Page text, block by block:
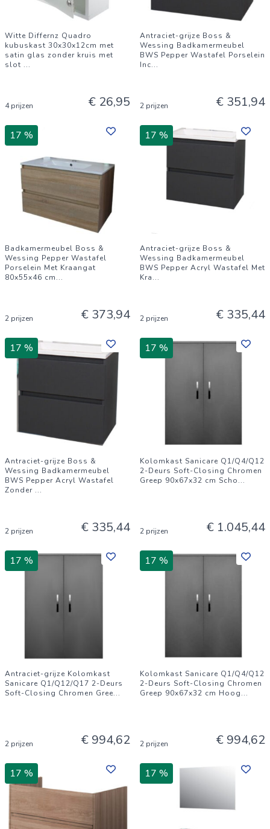
Witte Differnz Quadro
kubuskast 30x30x12cm met
satin glas zonder kruis met
slot ...
4 prijzen € 26,95
Antraciet-grijze Boss &
Wessing Badkamermeubel
BWS Pepper Wastafel Porselein
Inc...
2 prijzen € 351,94
17 %
Badkamermeubel Boss &
Wessing Pepper Wastafel
Porselein Met Kraangat
80x55x46 cm...
2 prijzen € 373,94
17 %
Antraciet-grijze Boss &
Wessing Badkamermeubel
BWS Pepper Acryl Wastafel Met
Kra...
2 prijzen € 335,44
17 %
Antraciet-grijze Boss &
Wessing Badkamermeubel
BWS Pepper Acryl Wastafel
Zonder ...
2 prijzen € 335,44
17 %
Kolomkast Sanicare Q1/Q4/Q12
2-Deurs Soft-Closing Chromen
Greep 90x67x32 cm Scho...
2 prijzen € 1.045,44
17 %
Antraciet-grijze Kolomkast
Sanicare Q1/Q12/Q17 2-Deurs
Soft-Closing Chromen Gree...
2 prijzen € 994,62
17 %
Kolomkast Sanicare Q1/Q4/Q12
2-Deurs Soft-Closing Chromen
Greep 90x67x32 cm Hoog...
2 prijzen € 994,62
17 % 17 %